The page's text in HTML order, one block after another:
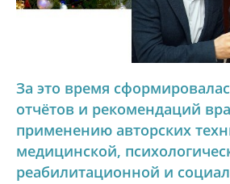
За это время
отчётов и рекомендаций
применению авторских
медицинской,
реабилитационной и